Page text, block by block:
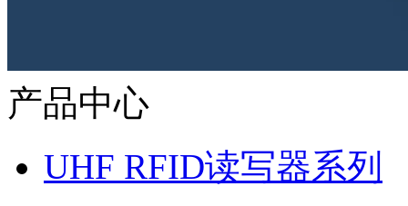
产品中心
UHF RFID读写器系列